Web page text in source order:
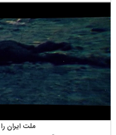
ملت ایران